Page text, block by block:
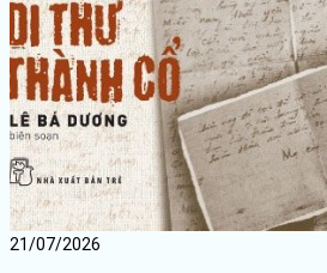
21/07/2026